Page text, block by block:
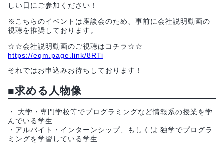
しい日にご参加ください！
※こちらのイベントは座談会のため、事前に会社説明動画の
視聴を推奨しております。
☆☆会社説明動画のご視聴はコチラ☆☆
https://eqm.page.link/8RTi
それではお申込みお待ちしております！
■求める人物像
・ 大学・専門学校等でプログラミングなど情報系の授業を学
んでいる学生
・アルバイト・インターンシップ、もしくは 独学でプログラ
ミングを学習している学生